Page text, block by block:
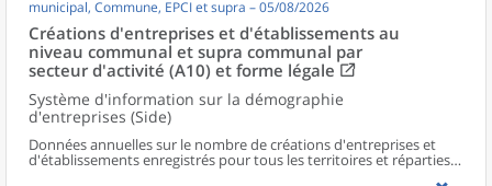
municipal, Commune, EPCI et supra – 05/08/2026
Créations d'entreprises et d'établissements au
niveau communal et supra communal par
secteur d'activité (A10) et forme légale
Système d'information sur la démographie
d'entreprises (Side)
Données annuelles sur le nombre de créations d'entreprises et
d'établissements enregistrés pour tous les territoires et réparties
selon le secteur d’activité et la forme légale.